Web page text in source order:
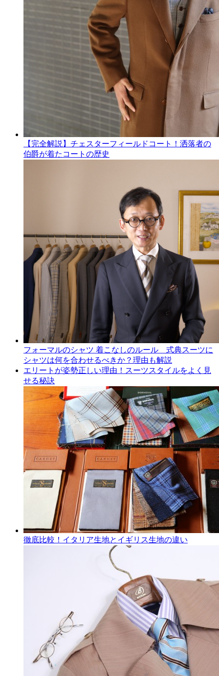
【完全解説】チェスターフィールドコート！洒落者の
伯爵が着たコートの歴史
フォーマルのシャツ 着こなしのルール 式典スーツに
シャツは何を合わせるべきか？理由も解説
エリートが姿勢正しい理由！スーツスタイルをよく見
せる秘訣
徹底比較！イタリア生地とイギリス生地の違い